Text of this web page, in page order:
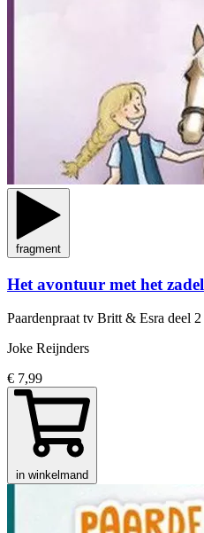
fragment
Het avontuur met het zadel
Paardenpraat tv Britt & Esra deel 2
Joke Reijnders
€ 7,99
in winkelmand